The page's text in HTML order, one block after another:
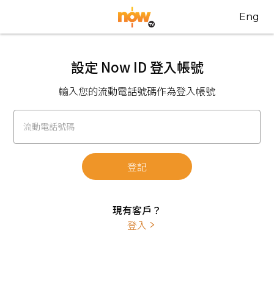
Eng
設定 Now ID 登入帳號
輸入您的流動電話號碼作為登入帳號
流動電話號碼
登記
現有客戶？
登入